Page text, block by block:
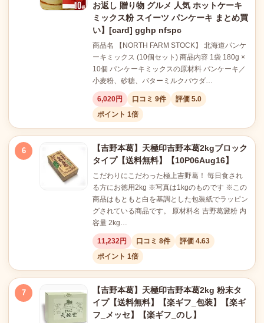
お返し 贈り物 グルメ 人気 ホットケーキ
ミックス粉 スイーツ パンケーキ まとめ買
い】[card] gghp nfspc
商品名 【NORTH FARM STOCK】 北海道パンケ
ーキミックス (10個セット) 商品内容 1袋 180g ×
10個 パンケーキミックスの原材料 パンケーキ／
小麦粉、砂糖、バターミルクパウダ…
6,020円 口コミ 9件
評価 5.0
ポイント 1倍
6
【吉野本葛】天極印吉野本葛2kgブロック
タイプ【送料無料】【10P06Aug16】
こだわりにこだわった極上吉野葛！ 毎日食され
る方にお徳用2kg ※写真は1kgのものです ※この
商品はもともと白を基調とした包装紙でラッピン
グされている商品です。 原材料名 吉野葛澱粉 内
容量 2kg…
11,232円 口コミ 8件
評価 4.63
ポイント 1倍
7
【吉野本葛】天極印吉野本葛2kg 粉末タ
イプ【送料無料】【楽ギフ_包装】【楽ギ
フ_メッセ】【楽ギフ_のし】